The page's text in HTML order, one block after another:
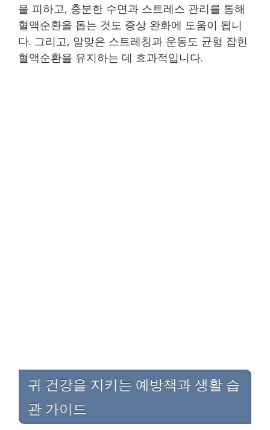
을 피하고, 충분한 수면과 스트레스 관리를 통해
혈액순환을 돕는 것도 증상 완화에 도움이 됩니
다. 그리고, 알맞은 스트레칭과 운동도 균형 잡힌
혈액순환을 유지하는 데 효과적입니다.
귀 건강을 지키는 예방책과 생활 습
관 가이드